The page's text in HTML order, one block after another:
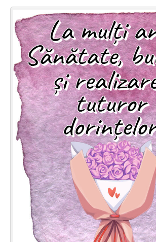
Felicitari zile saptamana
Felicitari muzicale
Felicitari muzicale personalizate
Felicitari animate
Invitatii personalizate
Conecteaza-te